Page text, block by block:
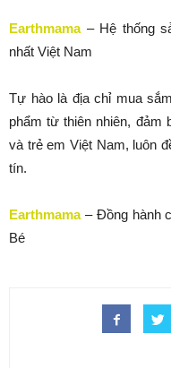
Earthmama – Hệ thống
nhất Việt Nam
Tự hào là địa chỉ mua
phẩm từ thiên nhiên, đảm
và trẻ em Việt Nam, luôn
tín.
Earthmama– Đồng hành
Bé